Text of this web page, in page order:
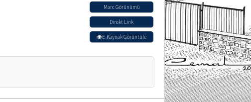
Marc Görünümü
Direkt Link
E-Kaynak Görüntüle